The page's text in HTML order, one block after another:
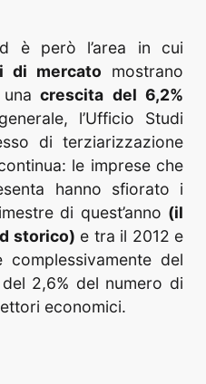
è però l’area in cui
di mercato mostrano
crescita del 6,2%
l’Ufficio Studi
di terziarizzazione
le imprese che
hanno sfiorato i
di quest’anno (il
storico) e tra il 2012 e
del
2,6% del numero di
economici.